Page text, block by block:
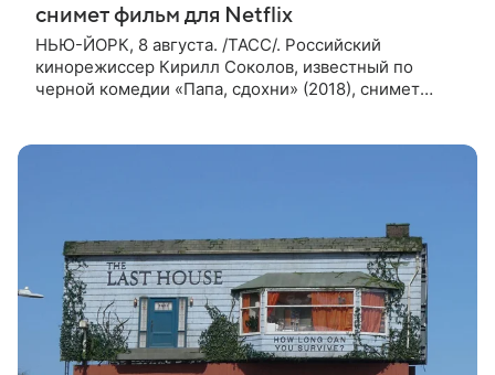
снимет фильм для Netflix
НЬЮ-ЙОРК, 8 августа. /ТАСС/. Российский
кинорежиссер Кирилл Соколов, известный по
черной комедии «Папа, сдохни» (2018), снимет